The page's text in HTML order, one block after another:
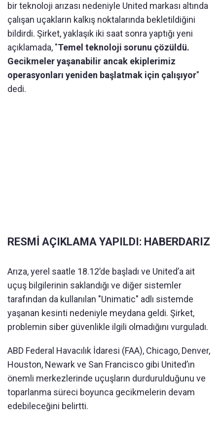
bir teknoloji arızası nedeniyle United markası altında
çalışan uçakların kalkış noktalarında bekletildiğini
bildirdi. Şirket, yaklaşık iki saat sonra yaptığı yeni
açıklamada, "Temel teknoloji sorunu çözüldü.
Gecikmeler yaşanabilir ancak ekiplerimiz
operasyonları yeniden başlatmak için çalışıyor"
dedi.
RESMİ AÇIKLAMA YAPILDI: HABERDARIZ
Arıza, yerel saatle 18.12’de başladı ve United’a ait
uçuş bilgilerinin saklandığı ve diğer sistemler
tarafından da kullanılan "Unimatic" adlı sistemde
yaşanan kesinti nedeniyle meydana geldi. Şirket,
problemin siber güvenlikle ilgili olmadığını vurguladı.
ABD Federal Havacılık İdaresi (FAA), Chicago, Denver,
Houston, Newark ve San Francisco gibi United’ın
önemli merkezlerinde uçuşların durdurulduğunu ve
toparlanma süreci boyunca gecikmelerin devam
edebileceğini belirtti.